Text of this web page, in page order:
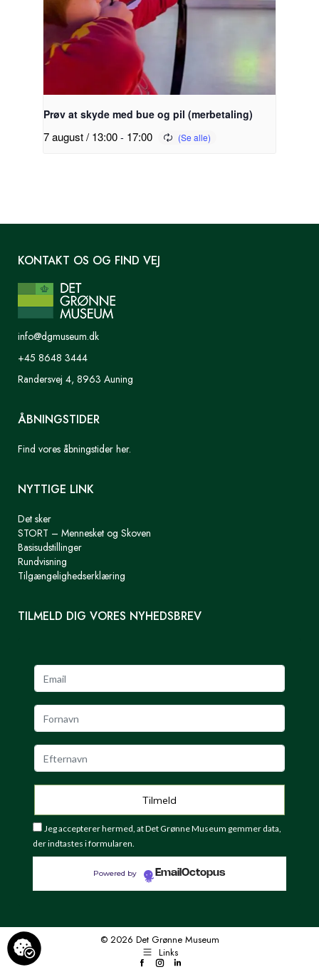
Prøv at skyde med bue og pil (merbetaling)
7 august / 13:00- 17:00
KONTAKT OS OG FIND VEJ
info@dgmuseum.dk
+45 8648 3444
Randersvej 4, 8963 Auning
ÅBNINGSTIDER
Find vores åbningstider her.
NYTTIGE LINK
Det sker
STORT – Mennesket og Skoven
Basisudstillinger
Rundvisning
Tilgængelighedserklæring
TILMELD DIG VORES NYHEDSBREV
Jeg accepterer hermed, at Det Grønne Museum gemmer data,
der indtastes i formularen.
Powered by EmailOctopus
© 2026 Det Grønne Museum
Links
Facebook
Instagram